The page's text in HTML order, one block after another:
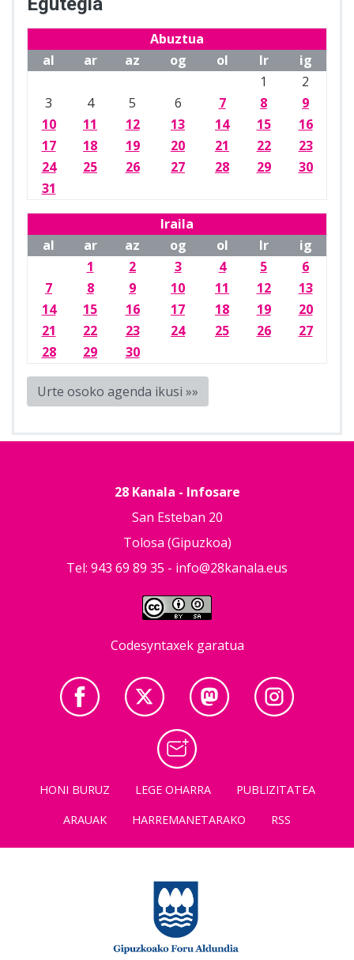
Abuztua
al
ar az og ol lr
ig
1
2
3
4 5 6 7 8
9
10
11 12 13 14 15
16
17
18 19 20 21 22
23
24
25 26 27 28 29
30
31
Iraila
al
ar az og ol lr
ig
1
2 3 4 5
6
7
8 9 10 11 12
13
14
15 16 17 18 19
20
21
22 23 24 25 26
27
28
29 30
Urte osoko agenda ikusi »»
28 Kanala - Infosare
San Esteban 20
Tolosa (Gipuzkoa)
Tel: 943 69 89 35 - info@28kanala.eus
Codesyntaxek garatua
HONI BURUZ LEGE OHARRA
PUBLIZITATEA
ARAUAK
HARREMANETARAKO RSS